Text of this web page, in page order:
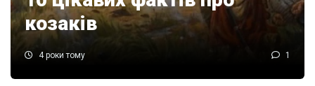
козаків
4 роки тому 1